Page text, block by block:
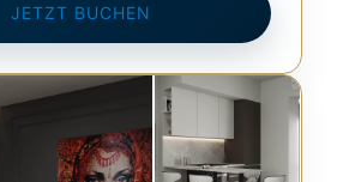
JETZT BUCHEN